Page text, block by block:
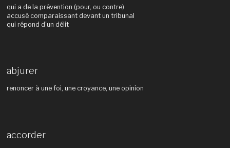
qui a de la prévention (pour, ou contre)
accusé comparaissant devant un tribunal
qui répond d'un délit
abjurer
renoncer à une foi, une croyance, une opinion
accorder